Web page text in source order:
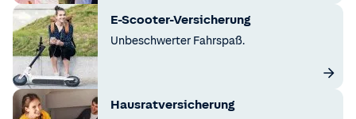
E-Scooter-Versicherung
Unbeschwerter Fahrspaß.
Hausratversicherung